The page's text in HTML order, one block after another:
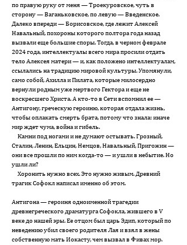
по правую руку от меня — Троекуровское, чуть в
сторону — Ваганьковское, по левую — Введенское.
Далеко впереди — Борисовское, где лежит Алексей
Навальный, похороны которого полтора года назад
вызвали еще большие споры. Тогда, в черном феврале
2024 года, интеллектуалы всего мира просили отдать
тело Алексея матери — и, как положено интеллектуалам,
ссылались на традицию мировой культуры. Упомянули,
само собой, Ахилла и Пилата, которые милосердно
вернули родным уже мертвого Гектора и еще не
воскресшего Христа. А кто-то в Сети вспомнил ее —
Антигону, греческую героиню, которая отдала жизнь,
чтобы оплакать смерть брата, потому что знала: иначе
мир ждет чума, война и гибель.
Камни под ногами и не думают остывать. Грозный,
Сталин, Ленин, Ельцин, Немцов, Навальный, Пригожин —
они все про­шли по ним когда-то — и ушли в небытие. Но
ушли ли?
Хоронить нужно всех. Это нужно живым. Древний
трагик Со­фокл написал именно об этом.
Антигона — героиня одноименной трагедии
древнегреческого драматурга Софокла, жившего в V
веке до нашей эры. Ее отцом был царь Эдип, который по
неведению убил своего родителя Лая и взял в жены
собственную мать Иокасту, чем вызвал в Фивах мор.